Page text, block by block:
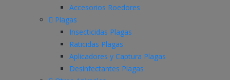
Accesorios Roedores
Plagas
Insecticidas Plagas
Raticidas Plagas
Aplicadores y Captura Plagas
Desinfectantes Plagas